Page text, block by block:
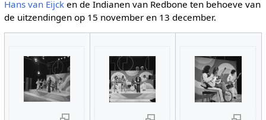
Hans van Eijcken de Indianen van Redbone ten behoeve van
de uitzendingen op 15 november en 13 december.